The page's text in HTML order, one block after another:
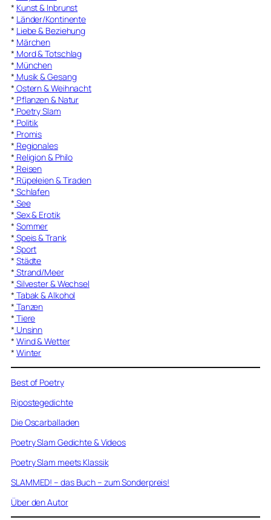
* Kunst & Inbrunst
* Länder/Kontinente
* Liebe & Beziehung
* Märchen
* Mord & Totschlag
* München
* Musik & Gesang
* Ostern & Weihnacht
* Pflanzen & Natur
* Poetry Slam
* Politik
* Promis
* Regionales
* Religion & Philo
* Reisen
* Rüpeleien & Tiraden
* Schlafen
* See
* Sex & Erotik
* Sommer
* Speis & Trank
* Sport
* Städte
* Strand/Meer
* Silvester & Wechsel
* Tabak & Alkohol
* Tanzen
* Tiere
* Unsinn
* Wind & Wetter
* Winter
Best of Poetry
Ripostegedichte
Die Oscarballaden
Poetry Slam Gedichte & Videos
Poetry Slam meets Klassik
SLAMMED! – das Buch – zum Sonderpreis!
Über den Autor